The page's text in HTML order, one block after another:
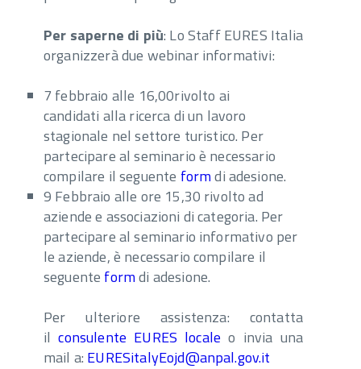
Per saperne di più: Lo Staff EURES Italia
organizzerà due webinar informativi:
7 febbraio alle 16,00rivolto ai
candidati alla ricerca di un lavoro
stagionale nel settore turistico. Per
partecipare al seminario è necessario
compilare il seguente formdi adesione.
9 Febbraio alle ore 15,30 rivolto ad
aziende e associazioni di categoria. Per
partecipare al seminario informativo per
le aziende, è necessario compilare il
seguente formdi adesione.
Per ulteriore assistenza: contatta
ilconsulente EURES locale o invia una
mail a: EURESitalyEojd@anpal.gov.it